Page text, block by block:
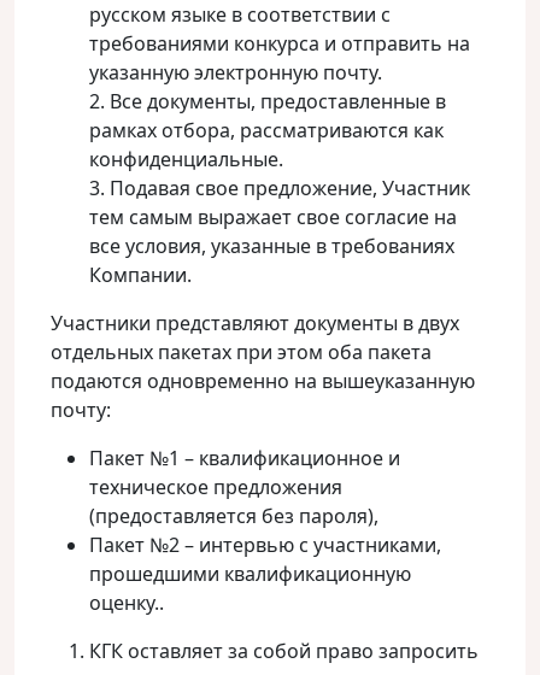
русском языке в соответствии с
требованиями конкурса и отправить на
указанную электронную почту.
2. Все документы, предоставленные в
рамках отбора, рассматриваются как
конфиденциальные.
3. Подавая свое предложение, Участник
тем самым выражает свое согласие на
все условия, указанные в требованиях
Компании.
Участники представляют документы в двух
отдельных пакетах при этом оба пакета
подаются одновременно на вышеуказанную
почту:
Пакет №1 – квалификационное и
техническое предложения
(предоставляется без пароля),
Пакет №2 – интервью с участниками,
прошедшими квалификационную
оценку..
КГК оставляет за собой право запросить